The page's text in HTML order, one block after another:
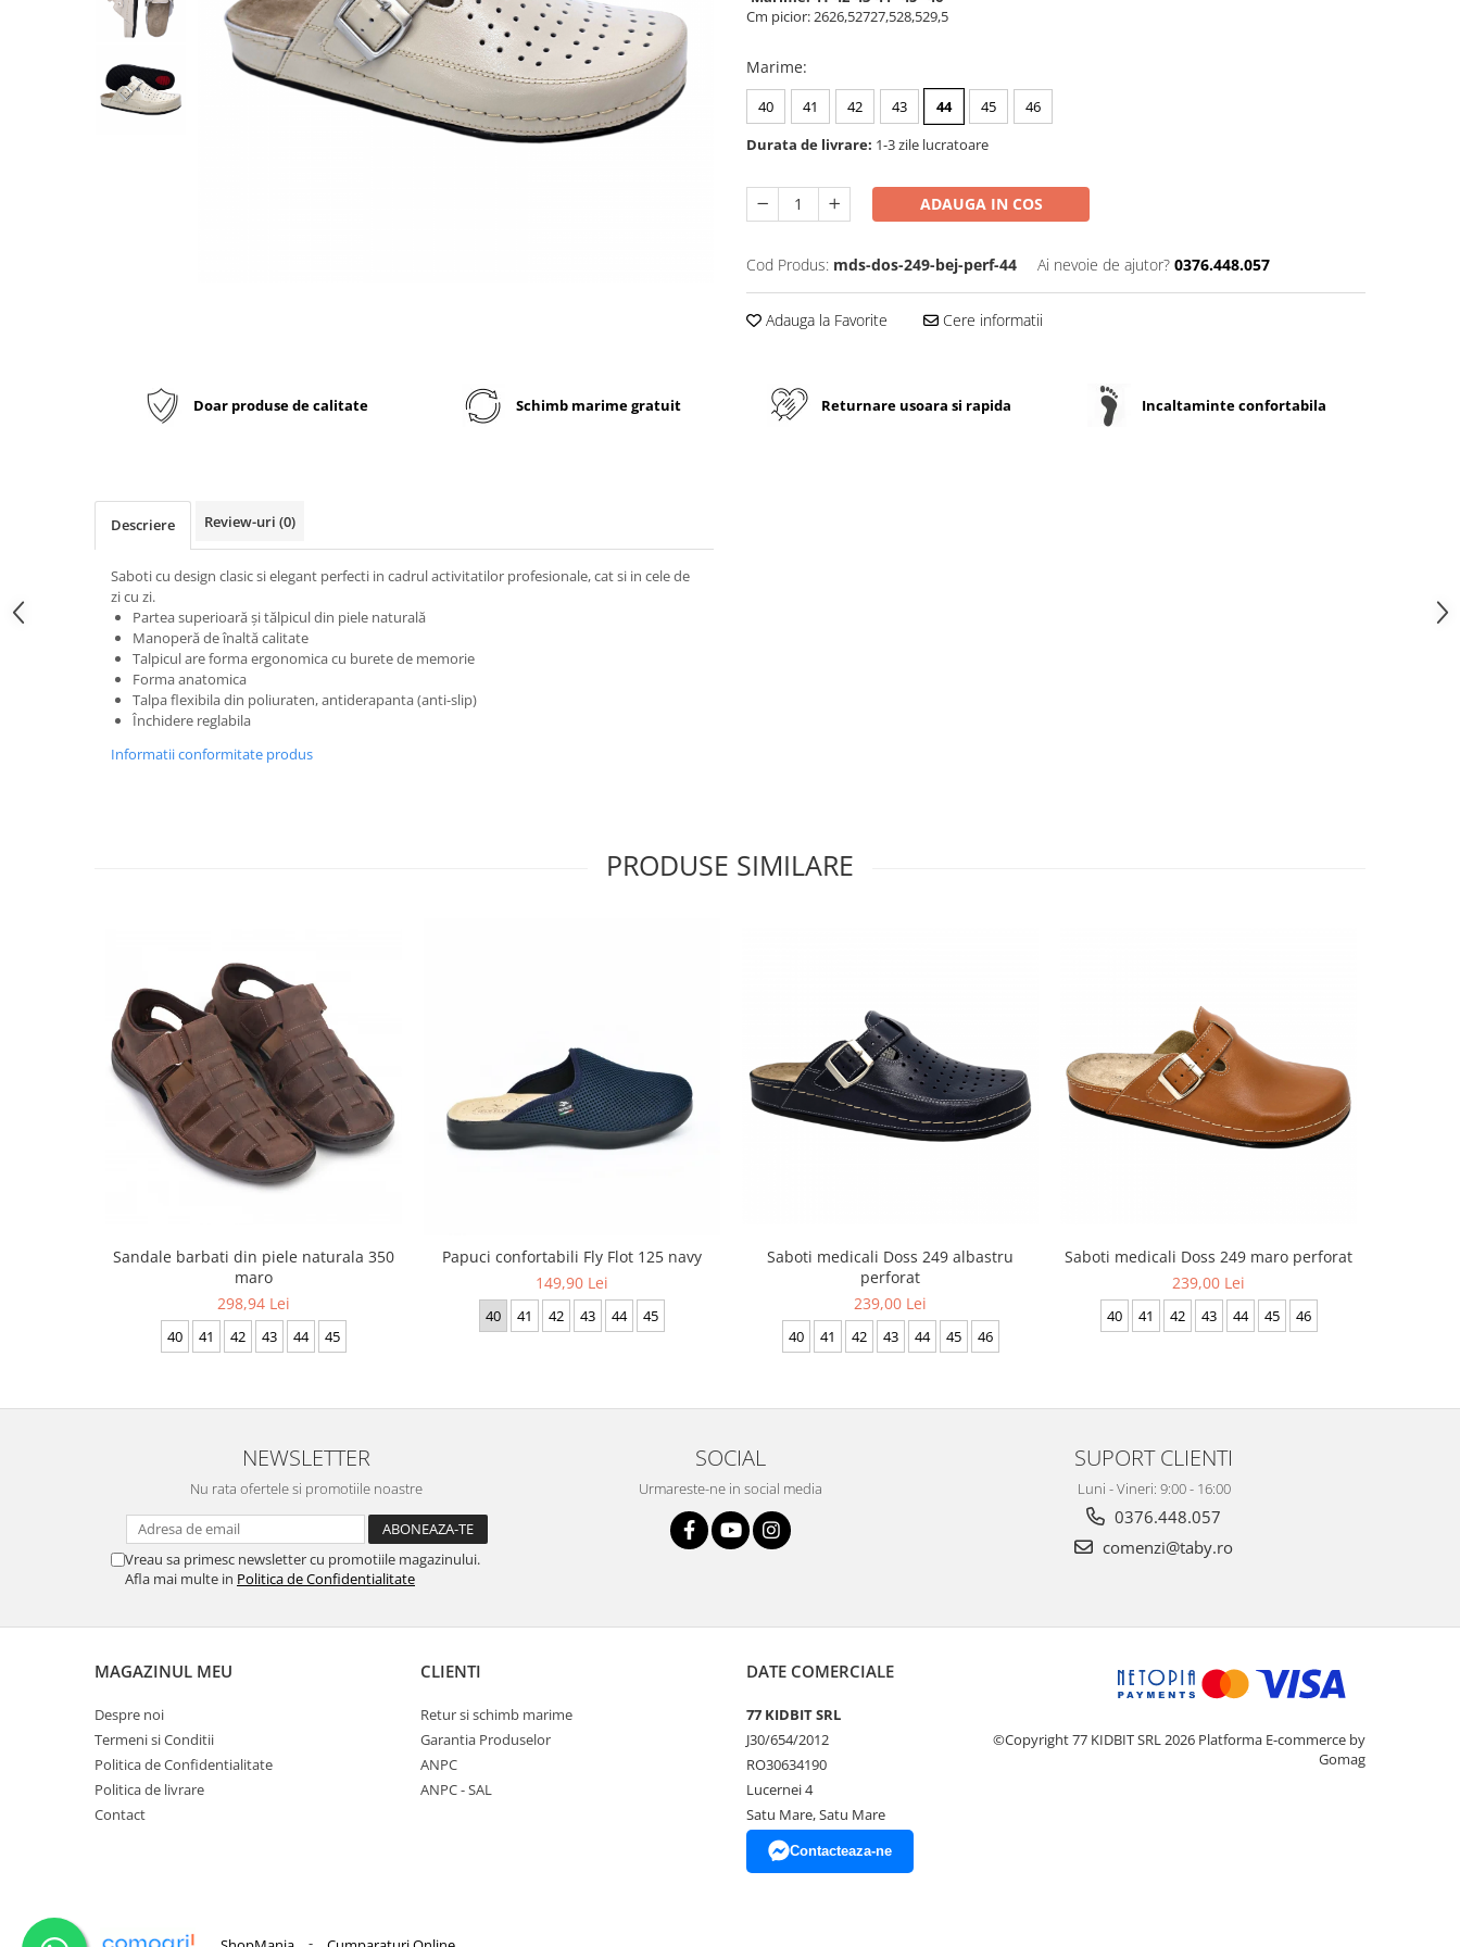
Cm picior: 2626,52727,528,529,5
Marime:
40 41 42 43 44 45
46
Durata de livrare: 1-3 zile lucratoare
ADAUGA IN COS
Cod Produs: mds-dos-249-bej-perf-44 Ai nevoie de ajutor? 0376.448.057
Adauga la Favorite Cere informatii
Doar produse de calitate Schimb marime gratuit Returnare usoara si rapida Incaltaminte confortabila
Descriere Review-uri (0)
Saboti cu design clasic si elegant perfecti in cadrul activitatilor profesionale, cat si in cele de
zi cu zi.
Partea superioară şi tălpicul din piele naturală
Manoperă de înaltă calitate
Talpicul are forma ergonomica cu burete de memorie
Forma anatomica
Talpa flexibila din poliuraten, antiderapanta (anti-slip)
Închidere reglabila
Informatii conformitate produs
PRODUSE SIMILARE
Sandale barbati din piele naturala 350
maro
298,94 Lei
40 41 42 43 44 45
Papuci confortabili Fly Flot 125 navy
149,90 Lei
40 41 42 43 44 45
Saboti medicali Doss 249 albastru
perforat
239,00 Lei
40 41 42 43 44 45 46
Saboti medicali Doss 249 maro perforat
239,00 Lei
40 41 42 43 44 45 46
NEWSLETTER
Nu rata ofertele si promotiile noastre
Vreau sa primesc newsletter cu promotiile magazinului.
Afla mai multe in Politica de Confidentialitate
SOCIAL
Urmareste-ne in social media
SUPORT CLIENTI
Luni - Vineri: 9:00 - 16:00
0376.448.057
comenzi@taby.ro
MAGAZINUL MEU
Despre noi
Termeni si Conditii
Politica de Confidentialitate
Politica de livrare
Contact
CLIENTI
Retur si schimb marime
Garantia Produselor
ANPC
ANPC - SAL
DATE COMERCIALE
77 KIDBIT SRL
J30/654/2012
RO30634190
Lucernei 4
Satu Mare, Satu Mare
Contacteaza-ne
©Copyright 77 KIDBIT SRL 2026 Platforma E-commerce by
Gomag
-